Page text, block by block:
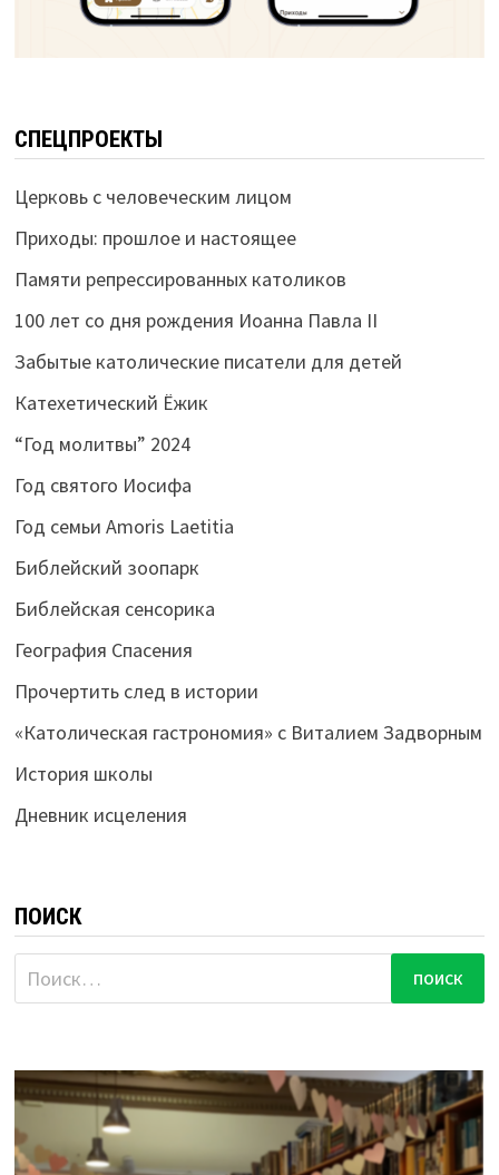
СПЕЦПРОЕКТЫ
Церковь с человеческим лицом
Приходы: прошлое и настоящее
Памяти репрессированных католиков
100 лет со дня рождения Иоанна Павла II
Забытые католические писатели для детей
Катехетический Ёжик
“Год молитвы” 2024
Год святого Иосифа
Год семьи Amoris Laetitia
Библейский зоопарк
Библейская сенсорика
География Спасения
Прочертить след в истории
«Католическая гастрономия» с Виталием Задворным
История школы
Дневник исцеления
ПОИСК
Найти: